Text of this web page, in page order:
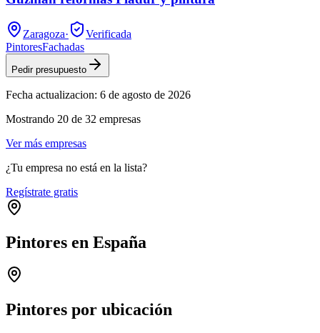
Zaragoza·
Verificada
PintoresFachadas
Pedir presupuesto
Fecha actualizacion: 6 de agosto de 2026
Mostrando 20 de 32 empresas
Ver más empresas
¿Tu empresa no está en la lista?
Regístrate gratis
Pintores en España
−
Pintores por ubicación